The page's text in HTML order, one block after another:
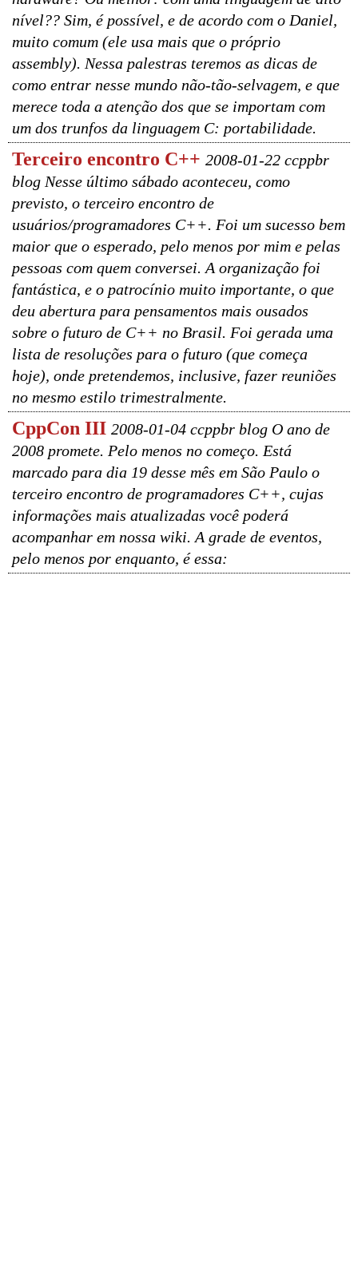
nível?? Sim, é possível, e de acordo com o Daniel,
muito comum (ele usa mais que o próprio
assembly). Nessa palestras teremos as dicas de
como entrar nesse mundo não-tão-selvagem, e que
merece toda a atenção dos que se importam com
um dos trunfos da linguagem C: portabilidade.
Terceiro encontro C++ 2008-01-22 ccppbr
blog Nesse último sábado aconteceu, como
previsto, o terceiro encontro de
usuários/programadores C++. Foi um sucesso bem
maior que o esperado, pelo menos por mim e pelas
pessoas com quem conversei. A organização foi
fantástica, e o patrocínio muito importante, o que
deu abertura para pensamentos mais ousados
sobre o futuro de C++ no Brasil. Foi gerada uma
lista de resoluções para o futuro (que começa
hoje), onde pretendemos, inclusive, fazer reuniões
no mesmo estilo trimestralmente.
CppCon III 2008-01-04 ccppbr blog O ano de
2008 promete. Pelo menos no começo. Está
marcado para dia 19 desse mês em São Paulo o
terceiro encontro de programadores C++, cujas
informações mais atualizadas você poderá
acompanhar em nossa wiki. A grade de eventos,
pelo menos por enquanto, é essa: